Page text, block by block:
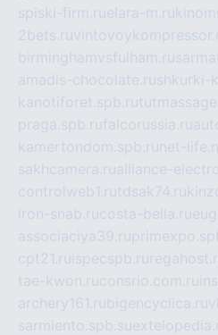
spiski-firm.ruelara-m.ru
2bets.ru
birminghamvsfulham.ru
amadis-chocolate.rushkurki-
kanotiforet.spb.ru
praga.spb.rufalcorussia.ru
kamertondom.spb.ru net-
sakhcamera.rualliance-
controlweb1.rutdsak74.ru
iron-snab.rucosta-bella.ru
associaciya39.ru
cpt21.ru ispecspb.ru
tae-kwon.ruconsrio.com.ru
archery161.rubigencyclica.ru
sarmiento.spb.su